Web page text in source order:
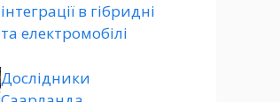
інтеграції в гібридні
та електромобілі
Дослідники